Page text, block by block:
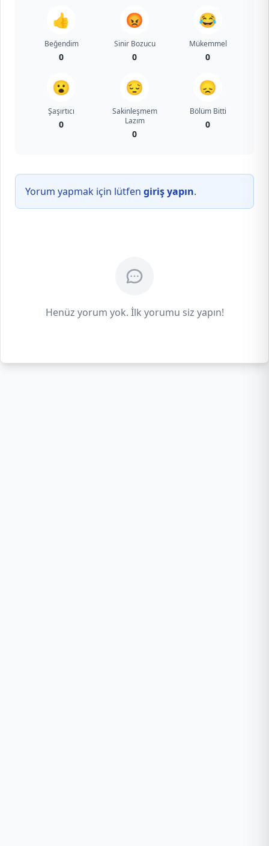
👍
Beğendim
0
😡
Sinir Bozucu
0
😂
Mükemmel
0
😮
Şaşırtıcı
0
😔
Sakinleşmem
Lazım
0
😞
Bölüm Bitti
0
Yorum yapmak için lütfen giriş yapın.
Henüz yorum yok. İlk yorumu siz yapın!